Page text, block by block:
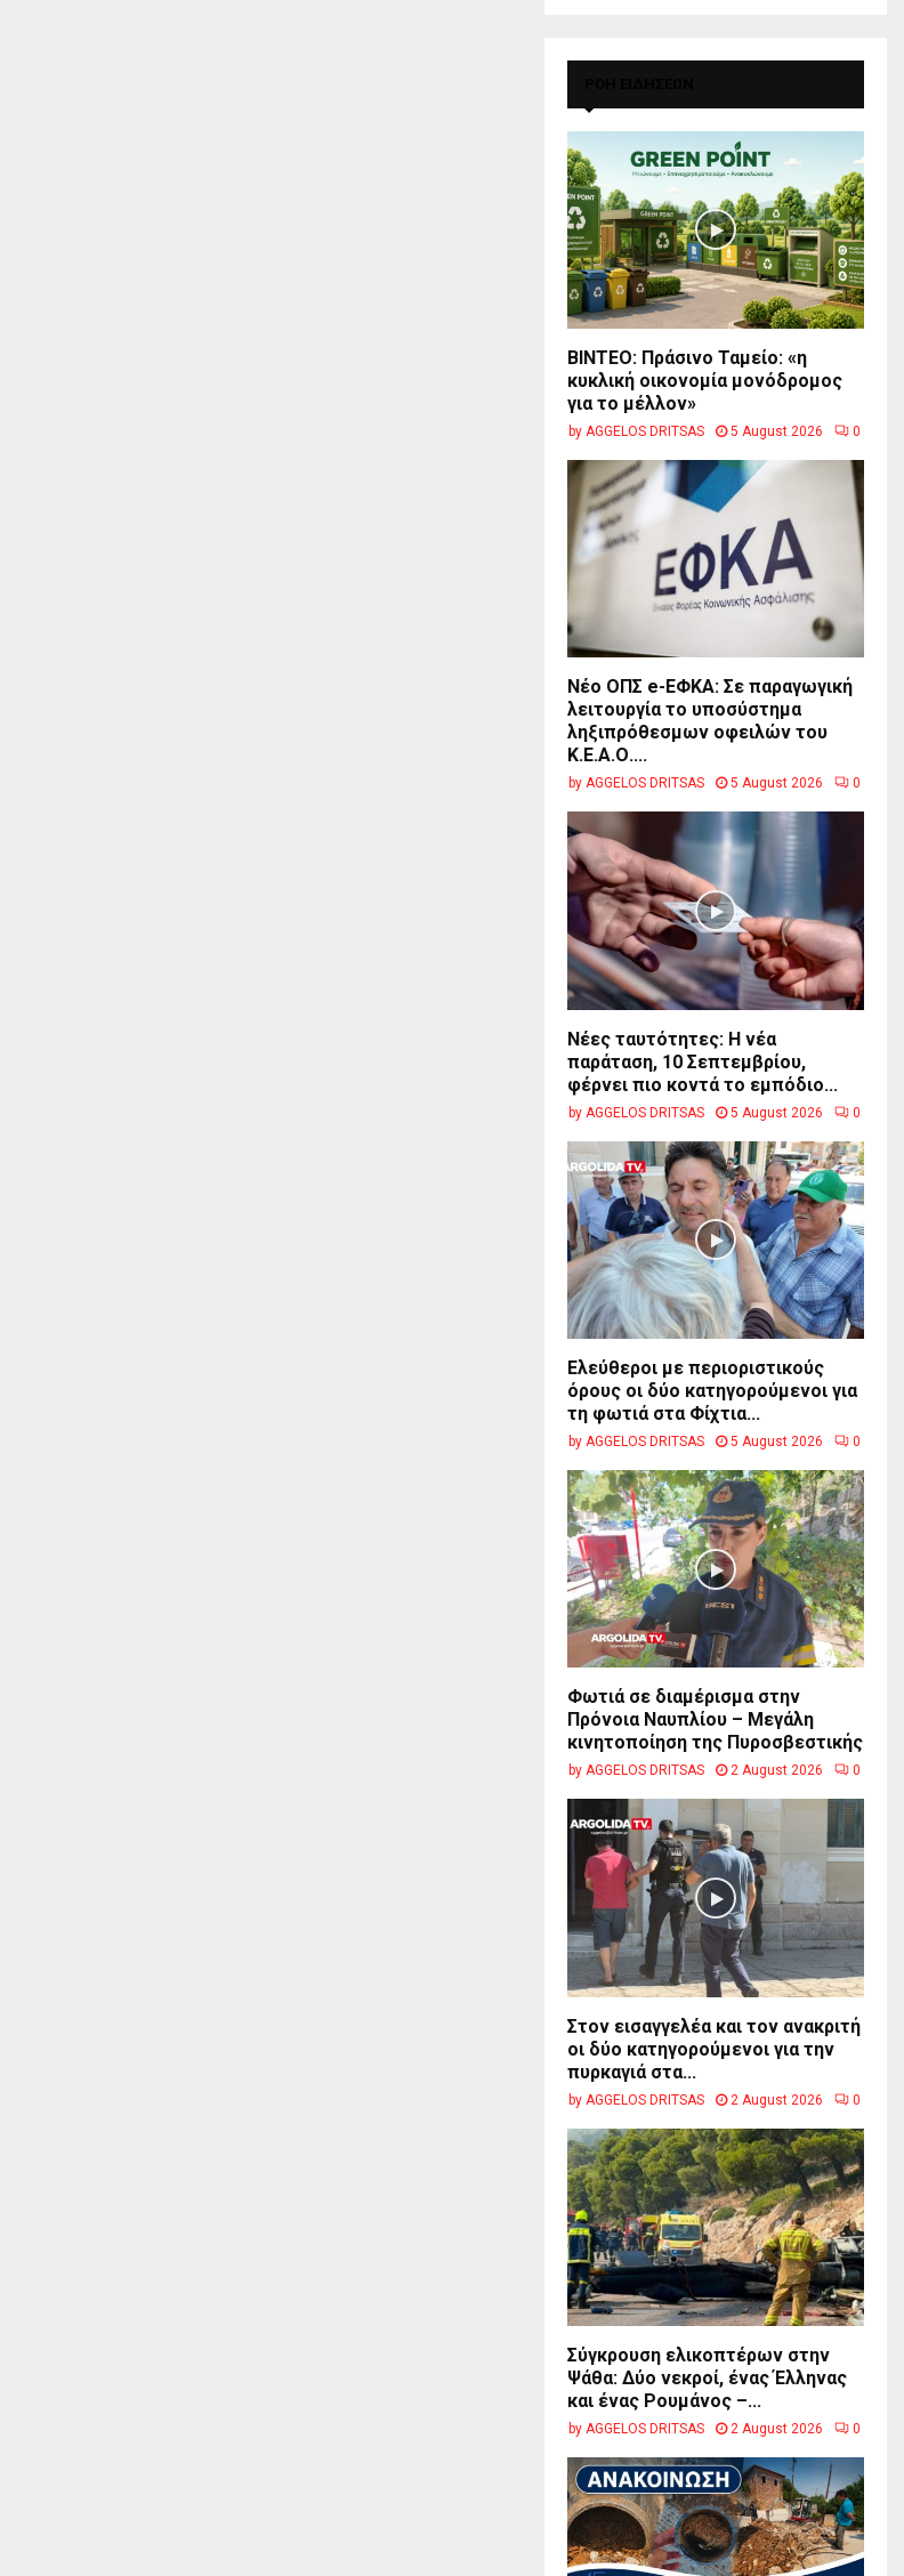
BINTEO: Πράσινο Ταμείο: «η
κυκλική οικονομία μονόδρομος
για το μέλλον»
by AGGELOS DRITSAS 5 August 2026 0
Νέο ΟΠΣ e-ΕΦΚΑ: Σε παραγωγική
λειτουργία το υποσύστημα
ληξιπρόθεσμων οφειλών του
Κ.Ε.Α.Ο....
by AGGELOS DRITSAS 5 August 2026 0
Νέες ταυτότητες: Η νέα
παράταση, 10 Σεπτεμβρίου,
φέρνει πιο κοντά το εμπόδιο...
by AGGELOS DRITSAS 5 August 2026 0
Ελεύθεροι με περιοριστικούς
όρους οι δύο κατηγορούμενοι για
τη φωτιά στα Φίχτια...
by AGGELOS DRITSAS 5 August 2026 0
Φωτιά σε διαμέρισμα στην
Πρόνοια Ναυπλίου – Μεγάλη
κινητοποίηση της Πυροσβεστικής
by AGGELOS DRITSAS 2 August 2026 0
Στον εισαγγελέα και τον ανακριτή
οι δύο κατηγορούμενοι για την
πυρκαγιά στα...
by AGGELOS DRITSAS 2 August 2026 0
Σύγκρουση ελικοπτέρων στην
Ψάθα: Δύο νεκροί, ένας Έλληνας
και ένας Ρουμάνος –...
by AGGELOS DRITSAS 2 August 2026 0